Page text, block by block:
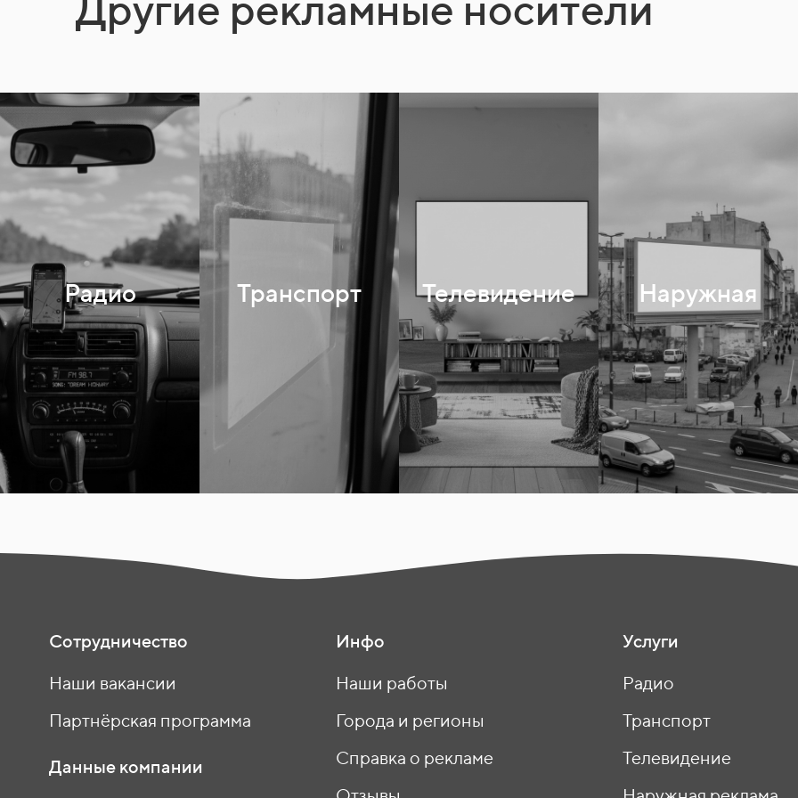
Радио Транспорт Телевидение Наружная
Цифровые экраны
Остановки
Сотрудничество
Наши вакансии
Партнёрская программа
Данные компании
Инфо
Наши работы
Города и регионы
Справка о рекламе
Услуги
Радио
Транспорт
Телевидение